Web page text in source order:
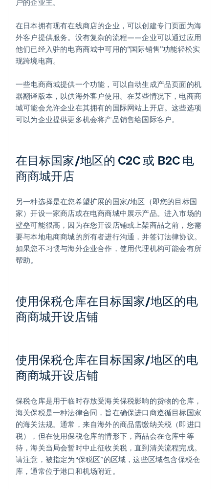
户的企业主。
在日本拥有现有在线商店的企业，可以创建专门页面为海
外客户提供服务。没有复杂的流程——企业可以通过应用
他们已经入驻的电商商城中可用的“国际销售”功能轻松实
现跨境电商。
一些电商商城提供一个功能，可以自动生成产品页面的机
器翻译版本，以供海外客户使用。在某些情况下，电商商
城可能会允许企业在其拥有的国际网站上开店。这些选项
可以为企业提供更多机会将产品销售给国际客户。
在目标国家/地区的 C2C 或 B2C 电
商商城开店
另一种选择是在您希望扩展的国家/地区（即您的目标国
家）开设一家商店或在电商商城中展示产品。进入市场的
壁垒可能很高，因为在您开设店铺或上架商品之前，您需
要与本地电商商城的所有者进行沟通，并签订法律协议。
如果您不习惯与海外企业合作，使用代理机构可能会有所
帮助。
使用保税仓库在目标国家/地区的电
商商城开设店铺
使用保税仓库在目标国家/地区的电
商商城开设店铺
保税仓库是用于临时存放受海关保税影响的货物的仓库，
海关保税是一种法律合同，旨在确保进口商遵循目标国家
的海关法规。通常，来自海外的商品需缴纳关税（即进口
税），但在使用保税仓库的情形下，商品会在仓库中等
待，海关当局会暂时中止征收关税，直到清关流程完成。
请注意，被指定为“保税区”的区域，这些区域包含保税仓
库，通常位于港口和机场附近。